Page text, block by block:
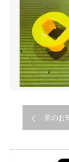
前のお